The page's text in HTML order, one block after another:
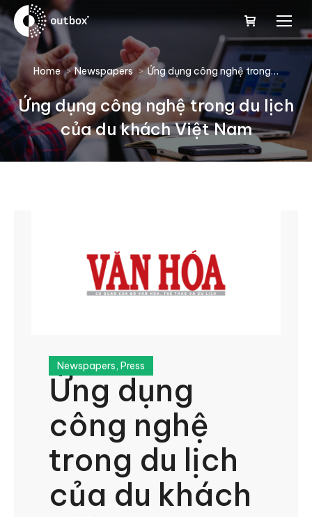
You are here:
Home Newspapers Ứng dụng công nghệ trong…
Ứng dụng công nghệ trong du lịch
của du khách Việt Nam
Newspapers, Press
Ứng dụng
công nghệ
trong du lịch
của du khách